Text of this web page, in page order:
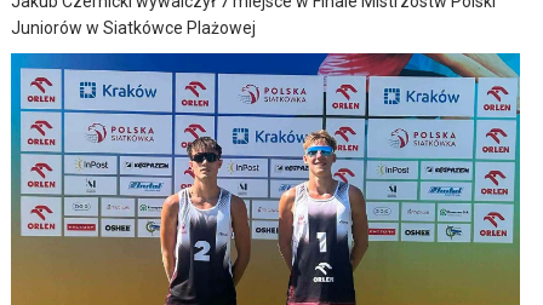
Juniorów w Siatkówce Plażowej